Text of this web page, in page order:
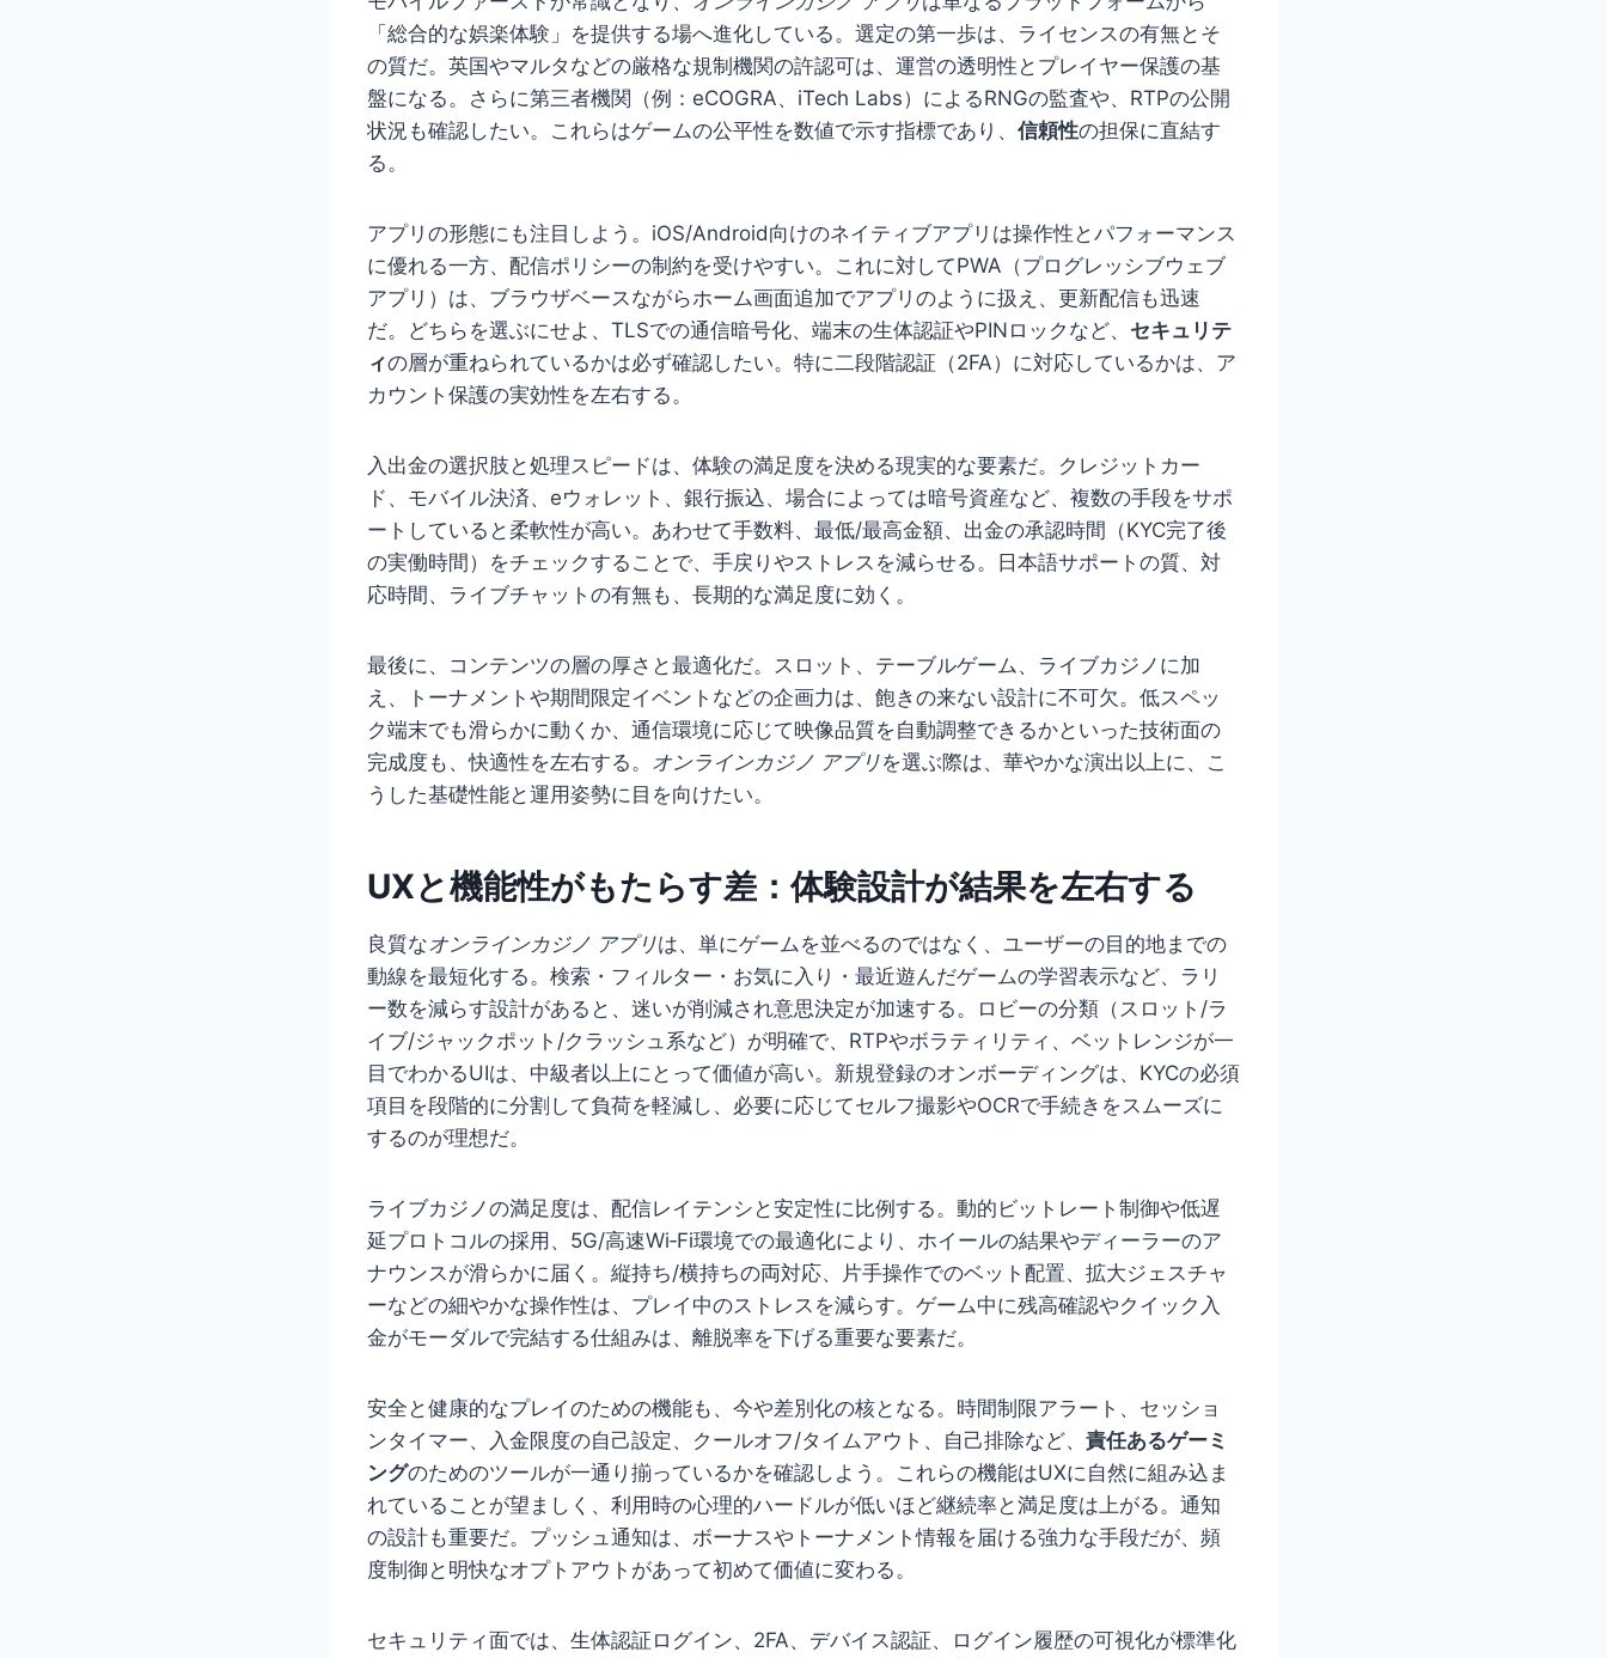
「総合的な娯楽体験」を提供する場へ進化している。選定の第一歩は、ライセンスの有無とそ
の質だ。英国やマルタなどの厳格な規制機関の許認可は、運営の透明性とプレイヤー保護の基
盤になる。さらに第三者機関（例：eCOGRA、iTech Labs）によるRNGの監査や、RTPの公開
状況も確認したい。これらはゲームの公平性を数値で示す指標であり、 信頼性の担保に直結す
る。
アプリの形態にも注目しよう。iOS/Android向けのネイティブアプリは操作性とパフォーマンス
に優れる一方、配信ポリシーの制約を受けやすい。これに対してPWA（プログレッシブウェブ
アプリ）は、ブラウザベースながらホーム画面追加でアプリのように扱え、更新配信も迅速
だ。どちらを選ぶにせよ、TLSでの通信暗号化、端末の生体認証やPINロックなど、 セキュリテ
ィの層が重ねられているかは必ず確認したい。特に二段階認証（2FA）に対応しているかは、ア
カウント保護の実効性を左右する。
入出金の選択肢と処理スピードは、体験の満足度を決める現実的な要素だ。クレジットカー
ド、モバイル決済、eウォレット、銀行振込、場合によっては暗号資産など、複数の手段をサポ
ートしていると柔軟性が高い。あわせて手数料、最低/最高金額、出金の承認時間（KYC完了後
の実働時間）をチェックすることで、手戻りやストレスを減らせる。日本語サポートの質、対
応時間、ライブチャットの有無も、長期的な満足度に効く。
最後に、コンテンツの層の厚さと最適化だ。スロット、テーブルゲーム、ライブカジノに加
え、トーナメントや期間限定イベントなどの企画力は、飽きの来ない設計に不可欠。低スペッ
ク端末でも滑らかに動くか、通信環境に応じて映像品質を自動調整できるかといった技術面の
完成度も、快適性を左右する。 オンラインカジノ アプリを選ぶ際は、華やかな演出以上に、こ
うした基礎性能と運用姿勢に目を向けたい。
UXと機能性がもたらす差：体験設計が結果を左右する
良質なオンラインカジノ アプリは、単にゲームを並べるのではなく、ユーザーの目的地までの
動線を最短化する。検索・フィルター・お気に入り・最近遊んだゲームの学習表示など、ラリ
ー数を減らす設計があると、迷いが削減され意思決定が加速する。ロビーの分類（スロット/ラ
イブ/ジャックポット/クラッシュ系など）が明確で、RTPやボラティリティ、ベットレンジが一
目でわかるUIは、中級者以上にとって価値が高い。新規登録のオンボーディングは、KYCの必須
項目を段階的に分割して負荷を軽減し、必要に応じてセルフ撮影やOCRで手続きをスムーズに
するのが理想だ。
ライブカジノの満足度は、配信レイテンシと安定性に比例する。動的ビットレート制御や低遅
延プロトコルの採用、5G/高速Wi‑Fi環境での最適化により、ホイールの結果やディーラーのア
ナウンスが滑らかに届く。縦持ち/横持ちの両対応、片手操作でのベット配置、拡大ジェスチャ
ーなどの細やかな操作性は、プレイ中のストレスを減らす。ゲーム中に残高確認やクイック入
金がモーダルで完結する仕組みは、離脱率を下げる重要な要素だ。
安全と健康的なプレイのための機能も、今や差別化の核となる。時間制限アラート、セッショ
ンタイマー、入金限度の自己設定、クールオフ/タイムアウト、自己排除など、 責任あるゲーミ
ングのためのツールが一通り揃っているかを確認しよう。これらの機能はUXに自然に組み込ま
れていることが望ましく、利用時の心理的ハードルが低いほど継続率と満足度は上がる。通知
の設計も重要だ。プッシュ通知は、ボーナスやトーナメント情報を届ける強力な手段だが、頻
度制御と明快なオプトアウトがあって初めて価値に変わる。
セキュリティ面では、生体認証ログイン、2FA、デバイス認証、ログイン履歴の可視化が標準化